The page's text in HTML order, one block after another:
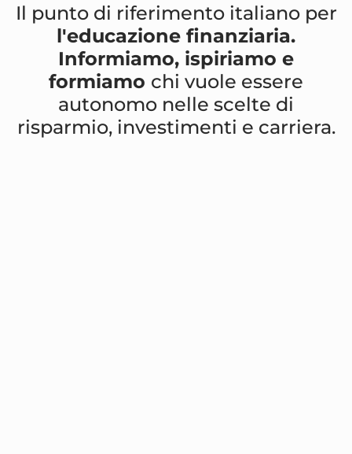
Il punto di riferimento italiano per
l'educazione finanziaria.
Informiamo, ispiriamo e
formiamo chi vuole essere
autonomo nelle scelte di
risparmio, investimenti e carriera.